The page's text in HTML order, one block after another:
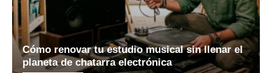
Cómo renovar tu estudio musical sin llenar el
planeta de chatarra electrónica